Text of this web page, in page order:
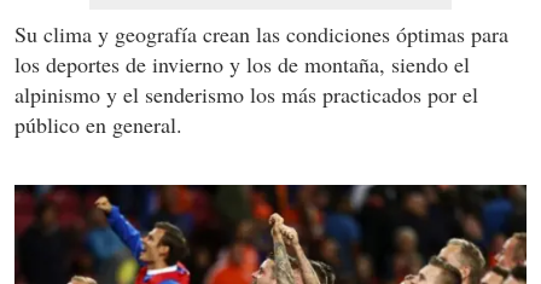
Su clima y geografía crean las condiciones óptimas para
los deportes de invierno y los de montaña, siendo el
alpinismo y el senderismo los más practicados por el
público en general.